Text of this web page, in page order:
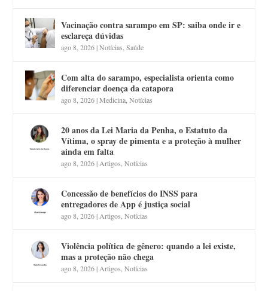
Vacinação contra sarampo em SP: saiba onde ir e
esclareça dúvidas
ago 8, 2026|Notícias ,Saúde
Com alta do sarampo, especialista orienta como
diferenciar doença da catapora
ago 8, 2026|Medicina ,Notícias
20 anos da Lei Maria da Penha, o Estatuto da
Vítima, o spray de pimenta e a proteção à mulher
ainda em falta
ago 8, 2026| Artigos ,Notícias
Concessão de benefícios do INSS para
entregadores de App é justiça social
ago 8, 2026| Artigos ,Notícias
Violência política de gênero: quando a lei existe,
mas a proteção não chega
ago 8, 2026| Artigos ,Notícias